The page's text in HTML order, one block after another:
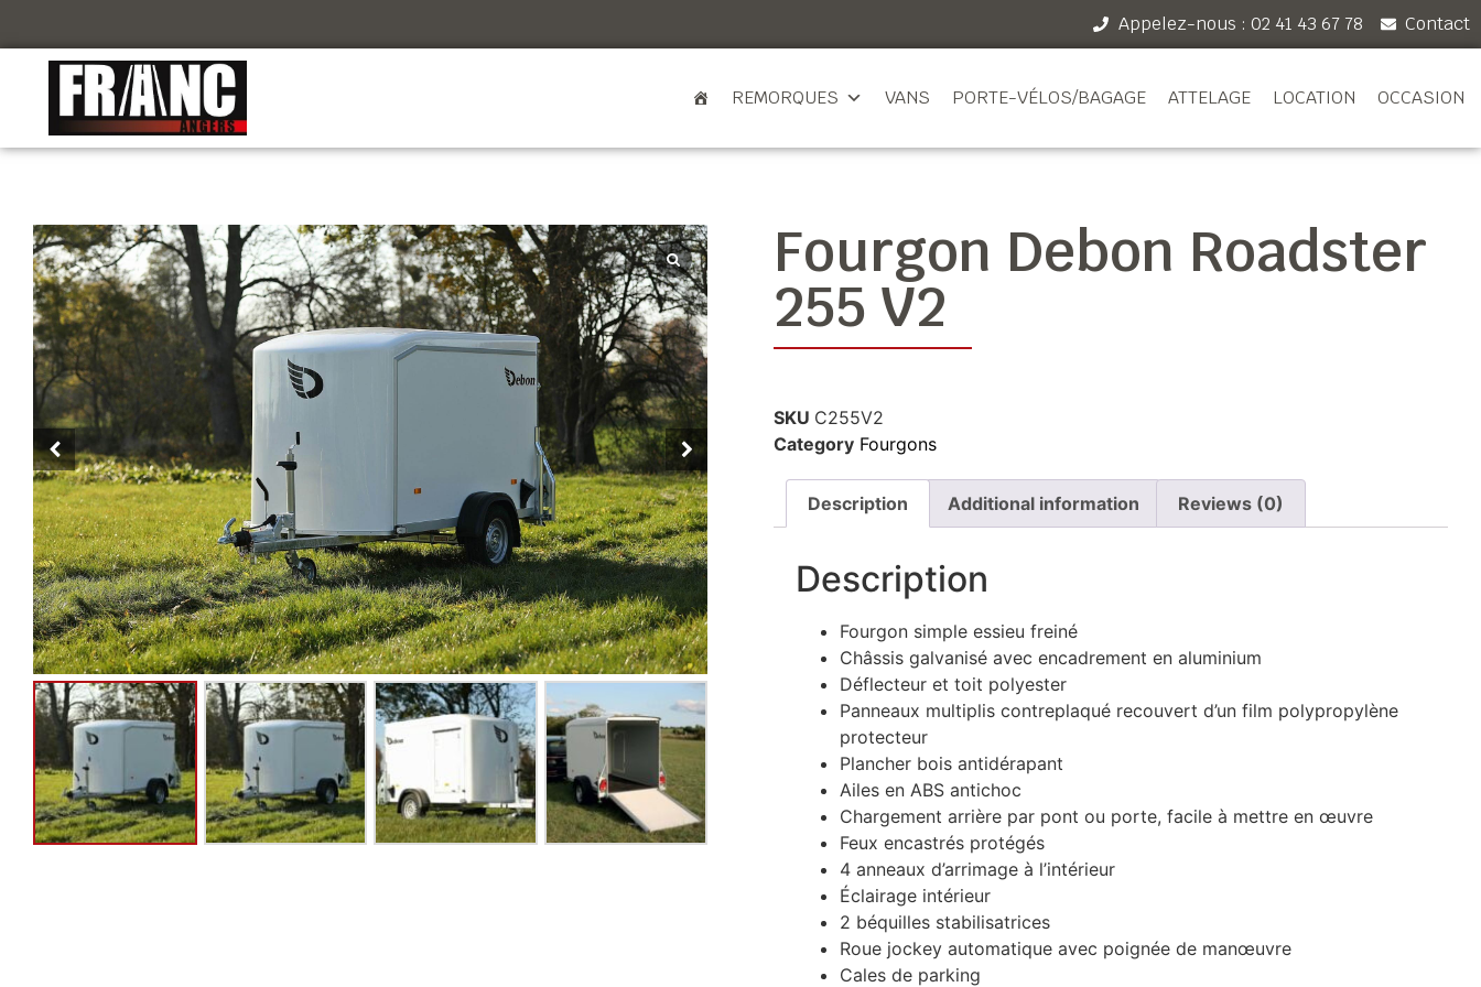
Appelez-nous : 02 41 43 67 78 Contact
REMORQUES VANS PORTE-VÉLOS/BAGAGE ATTELAGE LOCATION OCCASION
Fourgon Debon Roadster
255 V2
SKU C255V2
Category Fourgons
Description Additional information Reviews (0)
Description
Fourgon simple essieu freiné
Châssis galvanisé avec encadrement en aluminium
Déflecteur et toit polyester
Panneaux multiplis contreplaqué recouvert d’un film polypropylène
protecteur
Plancher bois antidérapant
Ailes en ABS antichoc
Chargement arrière par pont ou porte, facile à mettre en œuvre
Feux encastrés protégés
4 anneaux d’arrimage à l’intérieur
Éclairage intérieur
2 béquilles stabilisatrices
Roue jockey automatique avec poignée de manœuvre
Cales de parking